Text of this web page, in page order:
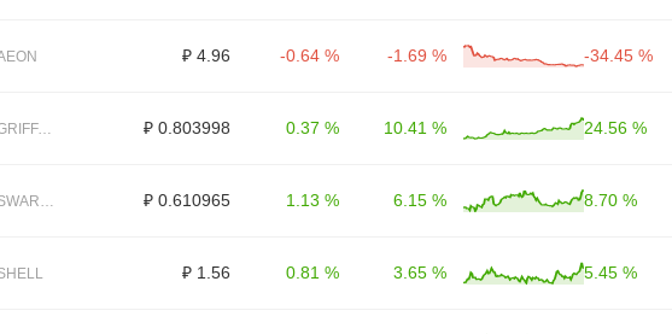
₽ 4.96 -0.64 % -1.69 % -34.45 %
GRIFFAIN ₽ 0.803998 0.37 % 10.41 % 24.56 %
₽ 0.610965 1.13 % 6.15 % 8.70 %
₽ 1.56 0.81 % 3.65 % 5.45 %